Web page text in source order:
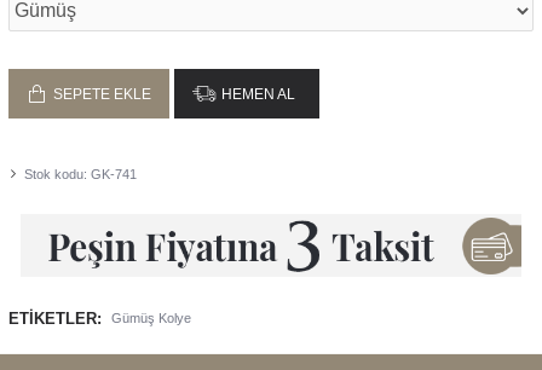
Stok kodu: GK-741
SEPETE EKLE HEMEN AL
ETIKETLER: Gümüş Kolye